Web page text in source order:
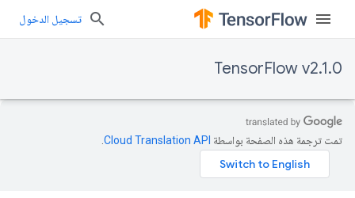
تسجيل الدخول
TensorFlow v2.1.0
تمت ترجمة هذه الصفحة بواسطة Cloud Translation API‏